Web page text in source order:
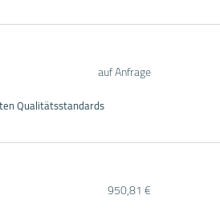
auf Anfrage
Qualitätsstandards
950,81 €